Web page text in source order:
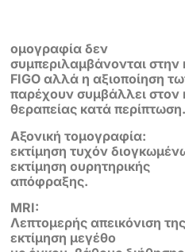
ομογραφία δεν
συμπεριλαμβάνονται στην
FIGO αλλά η αξιοποίηση
παρέχουν συμβάλλει στον
θεραπείας κατά περίπτωση.
Αξονική τομογραφία:
εκτίμηση τυχόν
εκτίμηση ουρητηρικής
απόφραξης.
MRI:
Λεπτομερής απεικόνιση
εκτίμηση μεγέθο